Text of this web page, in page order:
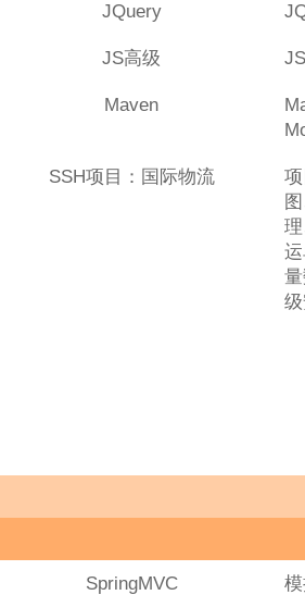
JQuery
JS高级
Maven
SSH项目：国际物流
SpringMVC